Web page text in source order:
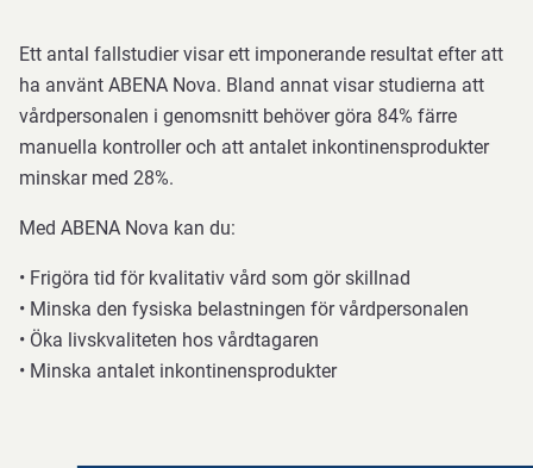
Ett antal fallstudier visar ett imponerande resultat efter att
ha använt ABENA Nova. Bland annat visar studierna att
vårdpersonalen i genomsnitt behöver göra 84% färre
manuella kontroller och att antalet inkontinensprodukter
minskar med 28%.
Med ABENA Nova kan du:
• Frigöra tid för kvalitativ vård som gör skillnad
• Minska den fysiska belastningen för vårdpersonalen
• Öka livskvaliteten hos vårdtagaren
• Minska antalet inkontinensprodukter